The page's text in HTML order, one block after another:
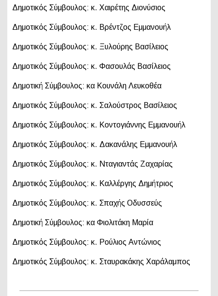
Δημοτικός Σύμβουλος: κ. Χαιρέτης Διονύσιος
Δημοτικός Σύμβουλος: κ. Βρέντζος Εμμανουήλ
Δημοτικός Σύμβουλος: κ. Ξυλούρης Βασίλειος
Δημοτικός Σύμβουλος: κ. Φασουλάς Βασίλειος
Δημοτική Σύμβουλος: κα Κουνάλη Λευκοθέα
Δημοτικός Σύμβουλος: κ. Σαλούστρος Βασίλειος
Δημοτικός Σύμβουλος: κ. Κοντογιάννης Εμμανουήλ
Δημοτικός Σύμβουλος: κ. Δακανάλης Εμμανουήλ
Δημοτικός Σύμβουλος: κ. Νταγιαντάς Ζαχαρίας
Δημοτικός Σύμβουλος: κ. Καλλέργης Δημήτριος
Δημοτικός Σύμβουλος: κ. Σπαχής Οδυσσεύς
Δημοτική Σύμβουλος: κα Φιολιτάκη Μαρία
Δημοτικός Σύμβουλος: κ. Ρούλιος Αντώνιος
Δημοτικός Σύμβουλος: κ. Σταυρακάκης Χαράλαμπος